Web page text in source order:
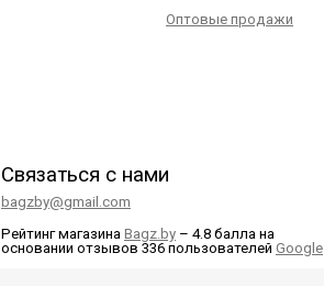
Оптовые продажи
Связаться с нами
bagzby@gmail.com
Рейтинг магазина Bagz.by – 4.8 балла на
основании отзывов 336 пользователей Google